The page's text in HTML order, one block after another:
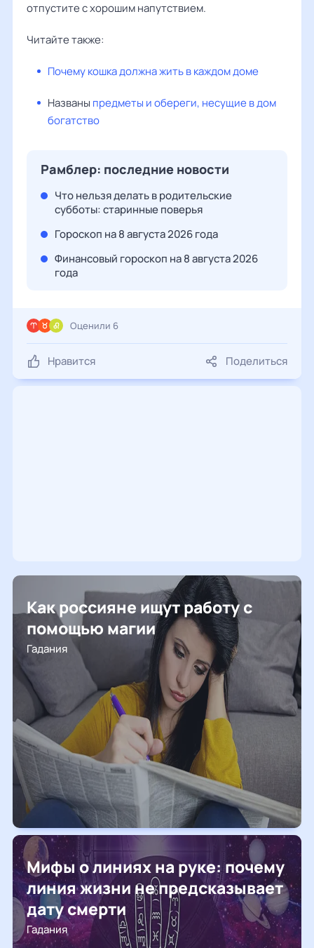
отпустите с хорошим напутствием.
Читайте также:
Почему кошка должна жить в каждом доме
Названы предметы и обереги, несущие в дом
богатство
Рамблер: последние новости
Что нельзя делать в родительские
субботы: старинные поверья
Гороскоп на 8 августа 2026 года
Финансовый гороскоп на 8 августа 2026
года
Нравится Поделиться
Оценили 6
Как россияне ищут работу с
помощью магии
Гадания
Мифы о линиях на руке: почему
линия жизни не предсказывает
дату смерти
Гадания